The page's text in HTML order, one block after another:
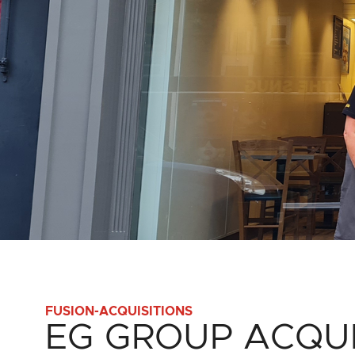
FUSION-ACQUISITIONS
EG
EG GROUP